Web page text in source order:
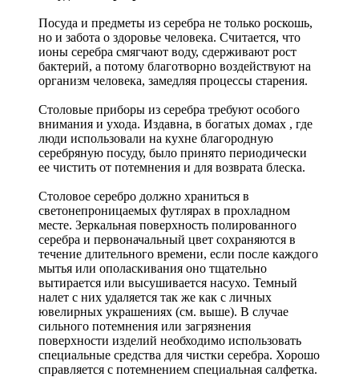
Посуда и предметы из серебра не только роскошь,
но и забота о здоровье человека. Считается, что
ионы серебра смягчают воду, сдерживают рост
бактерий, а потому благотворно воздействуют на
организм человека, замедляя процессы старения.
Столовые приборы из серебра требуют особого
внимания и ухода. Издавна, в богатых домах , где
люди использовали на кухне благородную
серебряную посуду, было принято периодически
ее чистить от потемнения и для возврата блеска.
Столовое серебро должно храниться в
светонепроницаемых футлярах в прохладном
месте. Зеркальная поверхность полированного
серебра и первоначальный цвет сохраняются в
течение длительного времени, если после каждого
мытья или ополаскивания оно тщательно
вытирается или высушивается насухо. Темный
налет с них удаляется так же как с личных
ювелирных украшениях (см. выше). В случае
сильного потемнения или загрязнения
поверхности изделий необходимо использовать
специальные средства для чистки серебра. Хорошо
справляется с потемнением специальная салфетка.